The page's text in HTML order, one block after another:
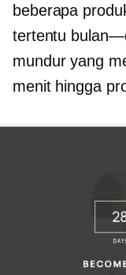
beberapa
tertentu
mundur yang
menit hingga